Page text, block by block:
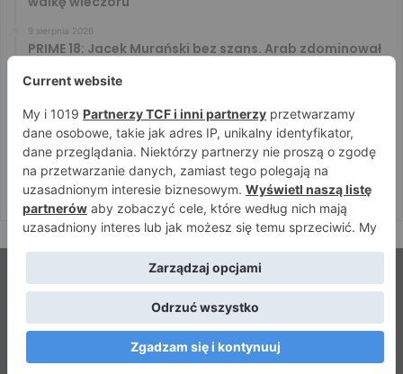
9 sierpnia 2026
PRIME 18: Jacek Murański bez szans. Arab zdominował
PRIME 18: Mariusz Wach rozbity przez 6. rywali. Gypsy
Team zwyciężył w 3. rundzie
8 sierpnia 2026
PRIME 18: Bagieta wrócił i wygrał. Wampirek przegrał w
2. rundzie
Home
Redakcja Kontakt
FacebookYouTube
RSS